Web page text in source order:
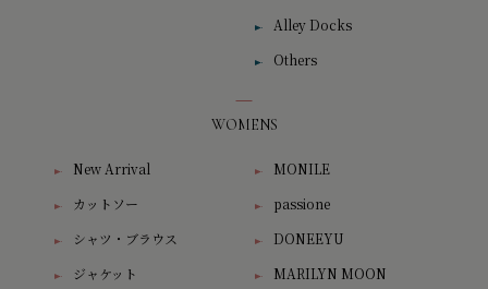
Alley Docks
Others
WOMENS
New Arrival
カットソー
シャツ・ブラウス
ジャケット
MONILE
passione
DONEEYU
MARILYN MOON